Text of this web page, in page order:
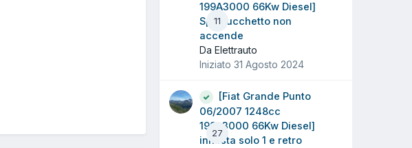
11
199A3000 66Kw Diesel]
Spia lucchetto non
accende
Da Elettrauto
Iniziato 31 Agosto 2024
27
[Fiat Grande Punto
06/2007 1248cc
199a3000 66Kw Diesel]
innesta solo 1 e retro